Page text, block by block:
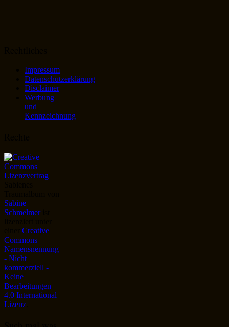
Impressum
Datenschutzerklärung
Disclaimer
Werbung
und
Kennzeichnung
Sabine
Schmelmerist
Creative
Commons
Namensnennung
- Nicht
kommerziell -
Keine
Bearbeitungen
4.0 International
Lizenz